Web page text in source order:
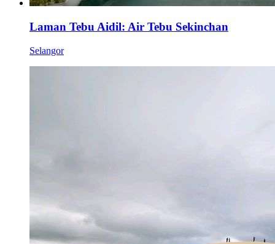
Laman Tebu Aidil: Air Tebu Sekinchan
Selangor